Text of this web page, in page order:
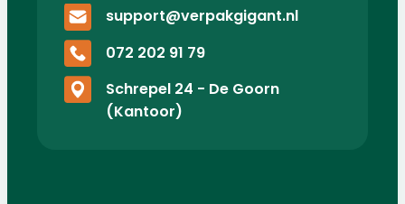
support@verpakgigant.nl
072 202 91 79
Schrepel 24 - De Goorn
(Kantoor)